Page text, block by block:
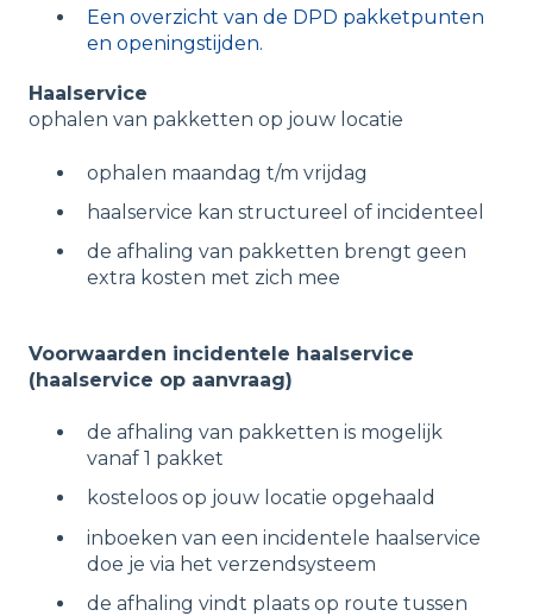
Een overzicht van de DPD pakketpunten
en openingstijden.
Haalservice
ophalen van pakketten op jouw locatie
ophalen maandag t/m vrijdag
haalservice kan structureel of incidenteel
de afhaling van pakketten brengt geen
extra kosten met zich mee
Voorwaarden incidentele haalservice
(haalservice op aanvraag)
de afhaling van pakketten is mogelijk
vanaf 1 pakket
kosteloos op jouw locatie opgehaald
inboeken van een incidentele haalservice
doe je via het verzendsysteem
de afhaling vindt plaats op route tussen